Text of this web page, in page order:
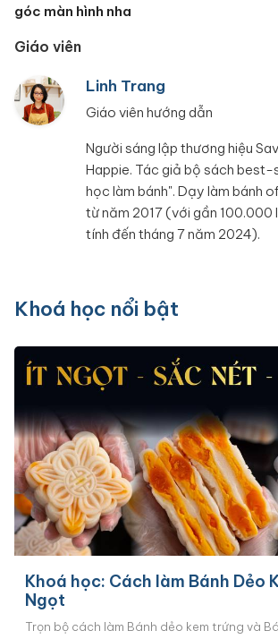
góc màn hình nha
Giáo viên
Linh Trang
Giáo viên hướng dẫn
Người sáng lập thương hiệu
Happie. Tác giả bộ sách best-
học làm bánh". Dạy làm bánh
từ năm 2017 (với gần 100.000
tính đến tháng 7 năm 2024).
Khoá học nổi bật
Khoá học: Cách làm Bánh Dẻo
Ngọt
Trọn bộ cách làm Bánh dẻo kem trứng và